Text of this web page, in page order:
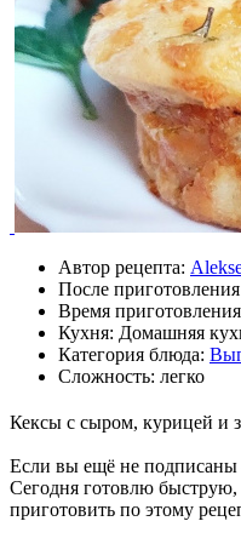
Автор рецепта:
После
Время
Кухня: Домашняя
Категория блюда:
Сложность: легко
Кексы с сыром, курицей и
Если вы ещё не подписаны
Сегодня готовлю
приготовить по этому